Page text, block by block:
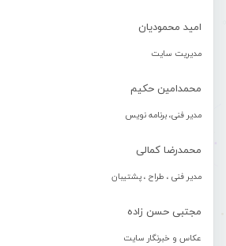
امید محمودیان
مدیریت سایت
محمدامین حکیم
مدیر فنی، برنامه نویس
محمدرضا کمالی
مدیر فنی ، طراح ، پشتیبان
مجتبی حسن زاده
عکاس و خبرنگار سایت